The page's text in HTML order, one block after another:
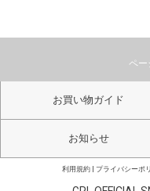
ペー
お買い物ガイド
お知らせ
利用規約 プライバシーポ